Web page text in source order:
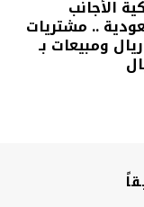
الأجانب
.. مشتريات
ريال ومبيعات بـ